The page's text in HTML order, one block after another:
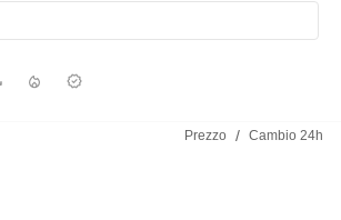
Prezzo / Cambio 24h